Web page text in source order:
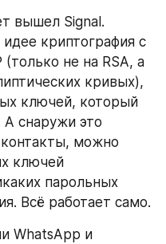
вышел Signal.
криптография с
не на RSA, а
кривых),
ключей, который
А снаружи это
можно
ключей
парольных
Всё работает само.
WhatsApp и